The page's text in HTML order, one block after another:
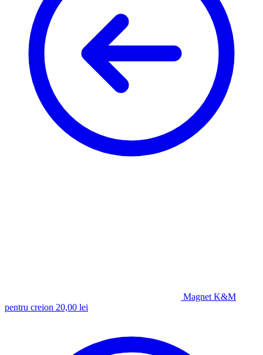
Magnet K&M
pentru creion 20,00 lei